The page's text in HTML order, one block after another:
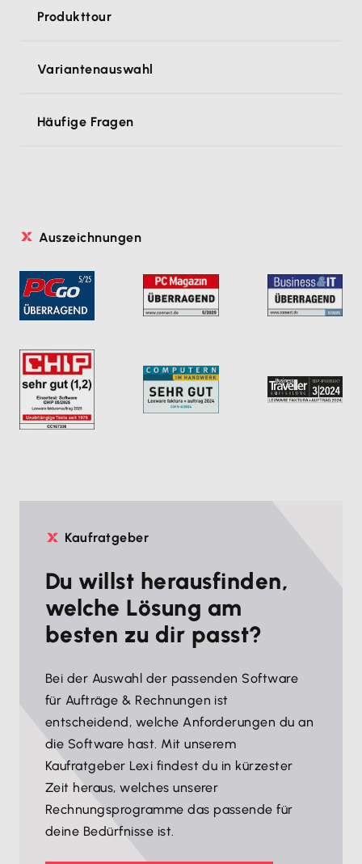
Produkttour
Variantenauswahl
Häufige Fragen
Auszeichnungen
Kaufratgeber
Du willst herausfinden,
welche Lösung am
besten zu dir passt?
Bei der Auswahl der passenden Software
für Aufträge & Rechnungen ist
entscheidend, welche Anforderungen du an
die Software hast. Mit unserem
Kaufratgeber Lexi findest du in kürzester
Zeit heraus, welches unserer
Rechnungsprogramme das passende für
deine Bedürfnisse ist.